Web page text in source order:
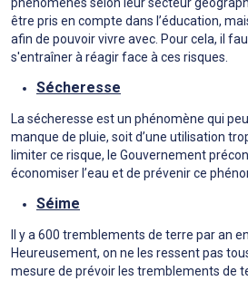
être pris en compte dans l’éducation,
afin de pouvoir vivre avec. Pour cela, il
s'entraîner à réagir face à ces risques.
Sécheresse
La sécheresse est un phénomène qui
manque de pluie, soit d’une utilisation
limiter ce risque, le Gouvernement
économiser l’eau et de prévenir ce
Séime
Il y a 600 tremblements de terre par an
Heureusement, on ne les ressent pas
mesure de prévoir les tremblements de